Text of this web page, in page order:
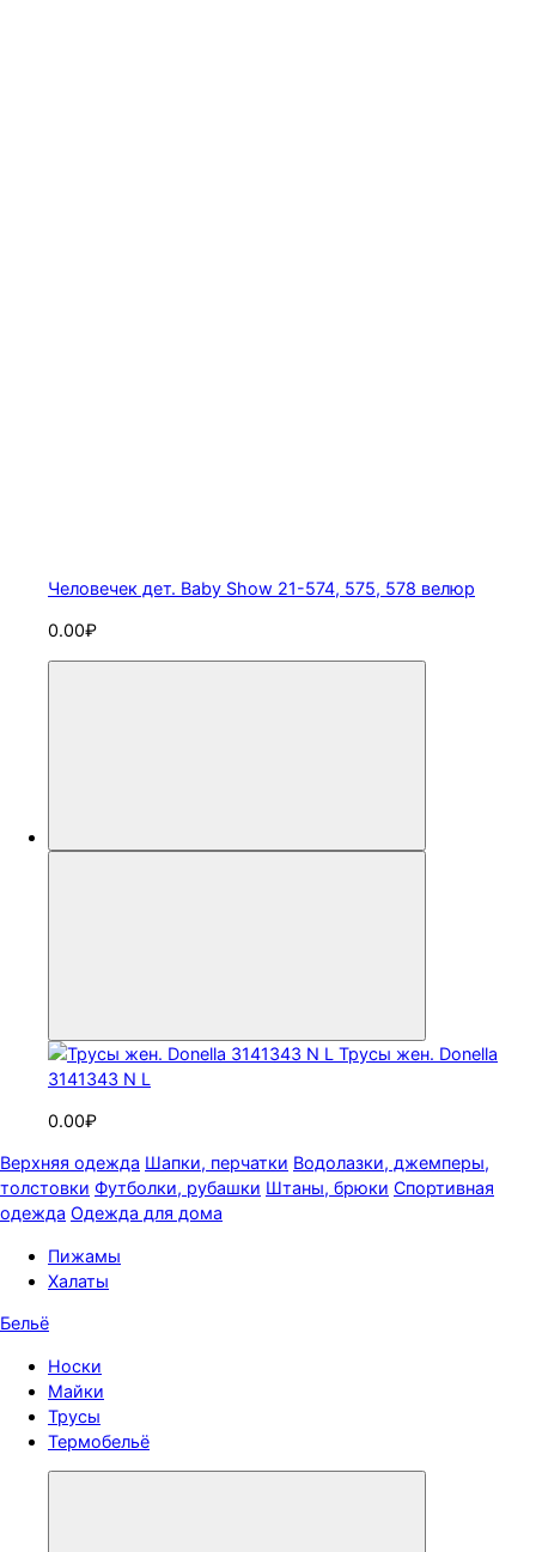
Человечек дет. Baby Show 21-574, 575, 578 велюр
0.00₽
Трусы жен. Donella
3141343 N L
0.00₽
Верхняя одежда Шапки, перчатки Водолазки, джемперы,
толстовки Футболки, рубашки Штаны, брюки Спортивная
одежда Одежда для дома
Пижамы
Халаты
Бельё
Носки
Майки
Трусы
Термобельё